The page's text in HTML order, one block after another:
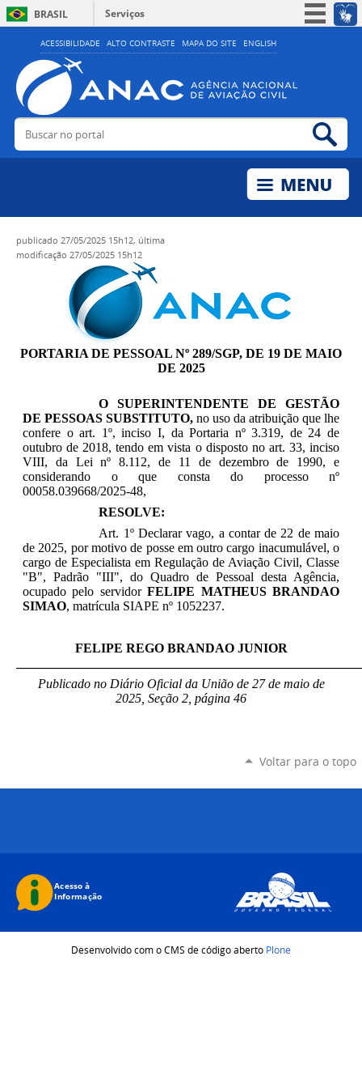
ACESSIBILIDADE ALTO CONTRASTE MAPA DO SITE ENGLISH
BRASIL
Serviços
Simplifique!
Acesso à informação
Legislação
Buscar no portal
publicado 27/05/2025 15h12, última
modificação 27/05/2025 15h12
PORTARIA DE PESSOAL Nº 289/SGP, DE 19 DE MAIO
DE 2025
O SUPERINTENDENTE DE GESTÃO
DE PESSOAS SUBSTITUTO, no uso da atribuição que lhe
confere o art. 1º, inciso I, da Portaria nº 3.319, de 24 de
outubro de 2018, tendo em vista o disposto no art. 33, inciso
VIII, da Lei nº 8.112, de 11 de dezembro de 1990, e
considerando o que consta do processo nº
00058.039668/2025-48,
RESOLVE:
Art. 1º Declarar vago, a contar de 22 de maio
de 2025, por motivo de posse em outro cargo inacumulável, o
cargo de Especialista em Regulação de Aviação Civil, Classe
"B", Padrão "III", do Quadro de Pessoal desta Agência,
ocupado pelo servidorFELIPE MATHEUS BRANDAO
SIMAO, matrícula SIAPE nº 1052237.
FELIPE REGO BRANDAO JUNIOR
Publicado no Diário Oficial da União de 27 de maiode
2025, Seção 2, página 46
Voltar para o topo
Desenvolvido com o CMS de código aberto Plone